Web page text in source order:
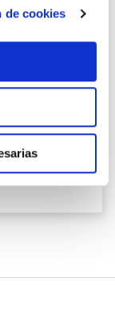
de cookies
ambit